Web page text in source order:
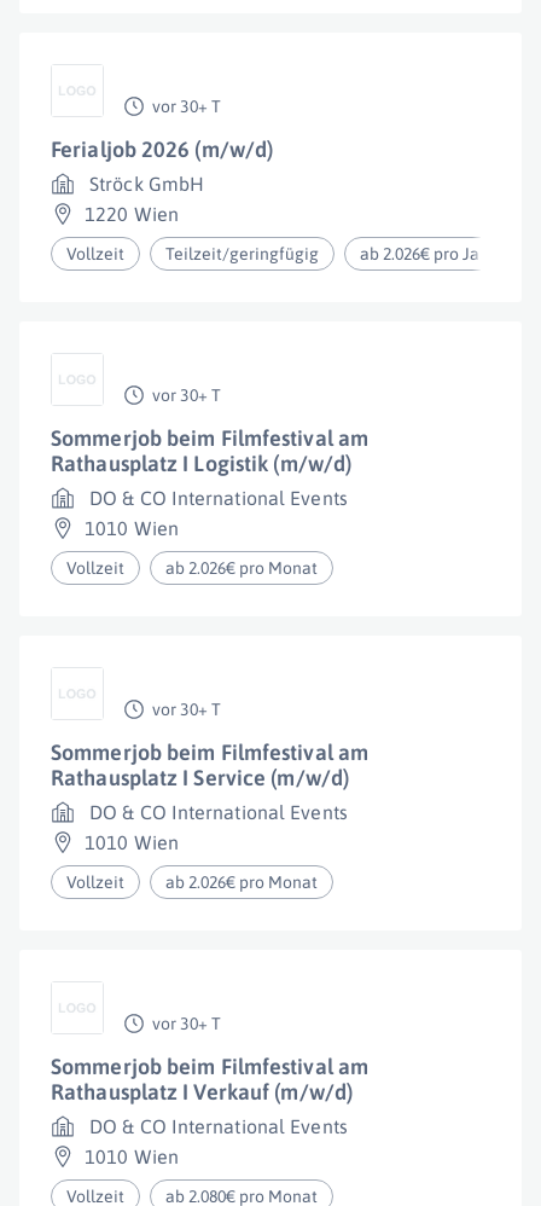
vor 30+ T
Ferialjob 2026 (m/w/d)
Ströck GmbH
1220 Wien
Vollzeit Teilzeit/geringfügig ab 2.026€ pro Jahr
vor 30+ T
Sommerjob beim Filmfestival am
Rathausplatz I Logistik (m/w/d)
DO & CO International Events
1010 Wien
Vollzeit ab 2.026€ pro Monat
vor 30+ T
Sommerjob beim Filmfestival am
Rathausplatz I Service (m/w/d)
DO & CO International Events
1010 Wien
Vollzeit ab 2.026€ pro Monat
vor 30+ T
Sommerjob beim Filmfestival am
Rathausplatz I Verkauf (m/w/d)
DO & CO International Events
1010 Wien
Vollzeit ab 2.080€ pro Monat